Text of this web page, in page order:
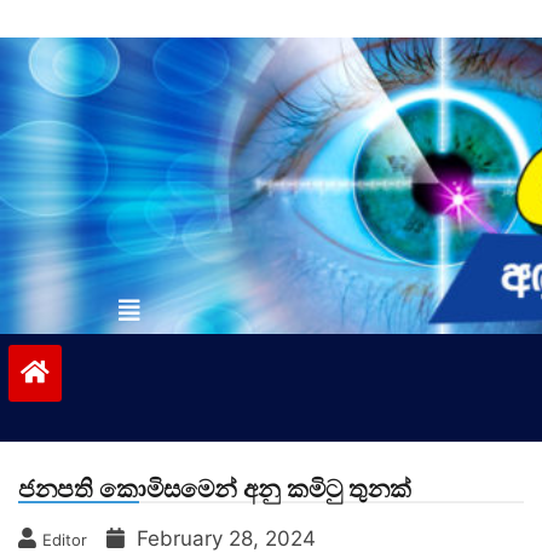
to
contentvinivida.lk
ජනපති කොමිසමෙන් අනු කමිටු තුනක්
Editor February 28, 2024